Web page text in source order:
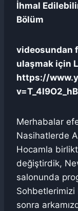
İhmal
Bölüm
videosundan
ulaşmak için
https://
Merhabalar
Nasihatlerde
Hocamla
değiştirdik,
salonunda
Sohbetlerimizi
sonra